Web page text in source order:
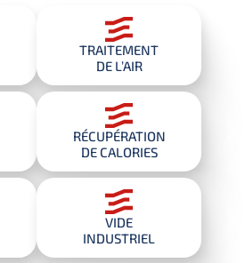
TRAITEMENT
DE L’AIR
RÉCUPÉRATION
DE CALORIES
VIDE
INDUSTRIEL